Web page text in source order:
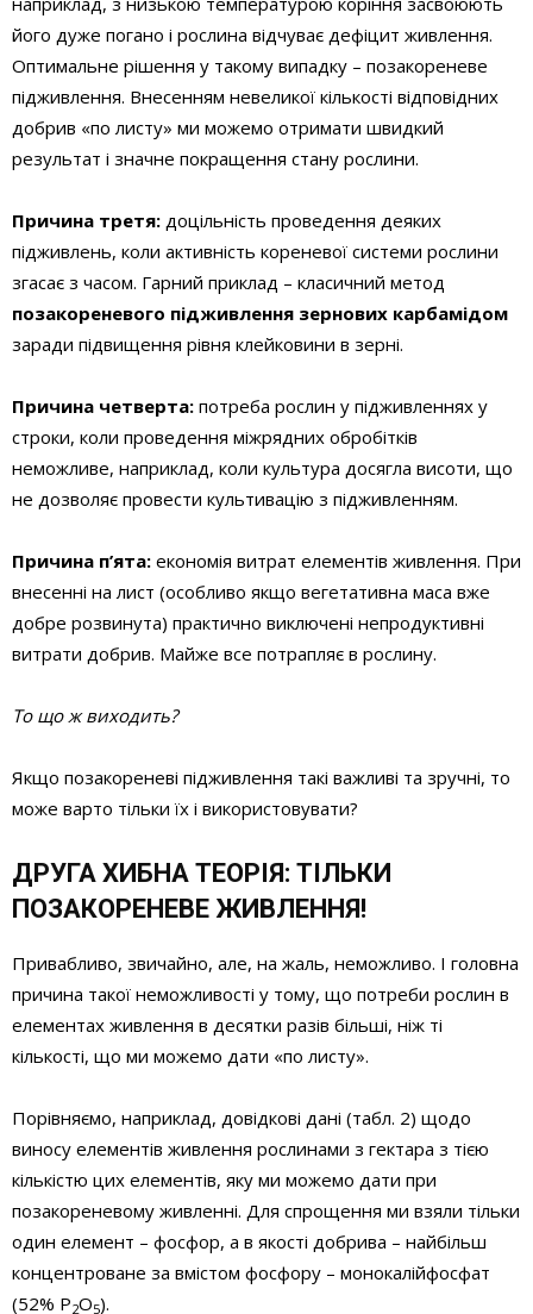
його дуже погано і рослина відчуває дефіцит живлення.
Оптимальне рішення у такому випадку – позакореневе
підживлення. Внесенням невеликої кількості відповідних
добрив «по листу» ми можемо отримати швидкий
результат і значне покращення стану рослини.
Причина третя: доцільність проведення деяких
підживлень, коли активність кореневої системи рослини
згасає з часом. Гарний приклад – класичний метод
позакореневого підживлення зернових карбамідом
заради підвищення рівня клейковини в зерні.
Причина четверта: потреба рослин у підживленнях у
строки, коли проведення міжрядних обробітків
неможливе, наприклад, коли культура досягла висоти, що
не дозволяє провести культивацію з підживленням.
Причина п’ята: економія витрат елементів живлення. При
внесенні на лист (особливо якщо вегетативна маса вже
добре розвинута) практично виключені непродуктивні
витрати добрив. Майже все потрапляє в рослину.
То що ж виходить?
Якщо позакореневі підживлення такі важливі та зручні, то
може варто тільки їх і використовувати?
ДРУГА ХИБНА ТЕОРІЯ: ТІЛЬКИ
ПОЗАКОРЕНЕВЕ ЖИВЛЕННЯ!
Привабливо, звичайно, але, на жаль, неможливо. І головна
причина такої неможливості у тому, що потреби рослин в
елементах живлення в десятки разів більші, ніж ті
кількості, що ми можемо дати «по листу».
Порівняємо, наприклад, довідкові дані (табл. 2) щодо
виносу елементів живлення рослинами з гектара з тією
кількістю цих елементів, яку ми можемо дати при
позакореневому живленні. Для спрощення ми взяли тільки
один елемент – фосфор, а в якості добрива – найбільш
концентроване за вмістом фосфору – монокалійфосфат
(52% Р2О5).